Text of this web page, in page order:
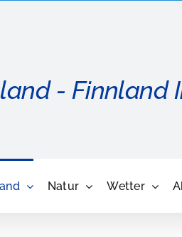
- Finnland
Natur Wetter